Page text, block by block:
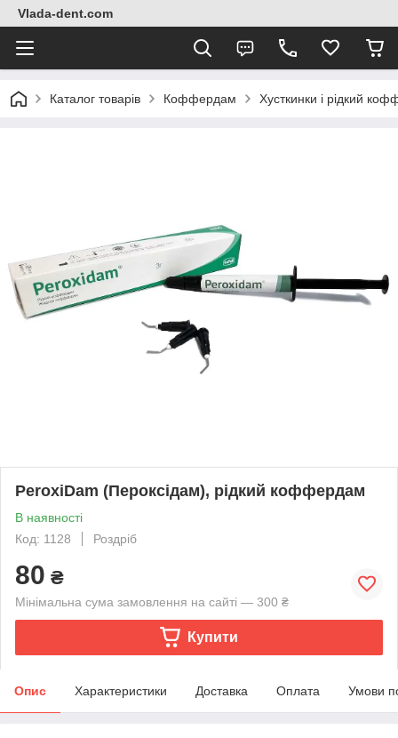
Vlada-dent.com
Каталог товарів Коффердам Хусткинки і рідкий
PeroxiDam (Пероксідам), рідкий коффердам
В наявності
Код: 1128
Роздріб
80 ₴
Мінімальна сума замовлення на сайті — 300 ₴
Купити
Опис Характеристики Доставка Оплата Умови